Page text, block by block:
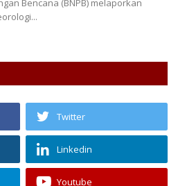
Bencana (BNPB) melaporkan
Twitter
Linkedin
Youtube